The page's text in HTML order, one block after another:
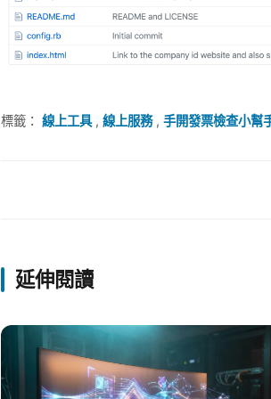
標籤： 線上工具, 線上服務, 手開發票檢查小幫
延伸閱讀